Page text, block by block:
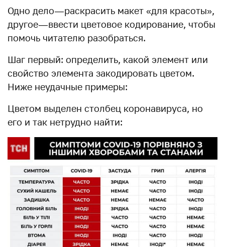
Одно дело — раскрасить макет «для красоты»,
другое — ввести цветовое кодирование, чтобы
помочь читателю разобраться.
Шаг первый: определить, какой элемент или
свойство элемента закодировать цветом.
Ниже неудачные примеры:
Цветом выделен столбец коронавируса, но
его и так нетрудно найти: